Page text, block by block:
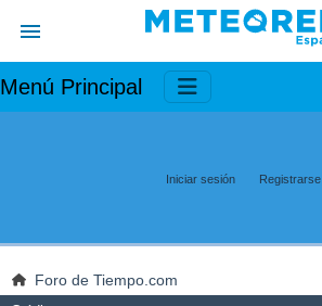
Menú Principal
Iniciar sesión Registrarse
Foro de Tiempo.com